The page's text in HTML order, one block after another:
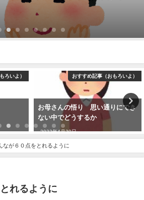
ろいよ） おすすめ記事（おもろいよ）
お母さんの悟り 思い通りにでき
ない中でどうするか
2023年4月30日
なが６０点をとれるように
れるように